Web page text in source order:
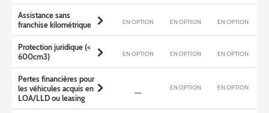
Assistance sans
franchise kilométrique
EN OPTION EN OPTION EN OPTION
Protection juridique (<
600cm3)
EN OPTION EN OPTION EN OPTION
Pertes financières pour
les véhicules acquis en
LOA/LLD ou leasing
EN OPTION EN OPTION